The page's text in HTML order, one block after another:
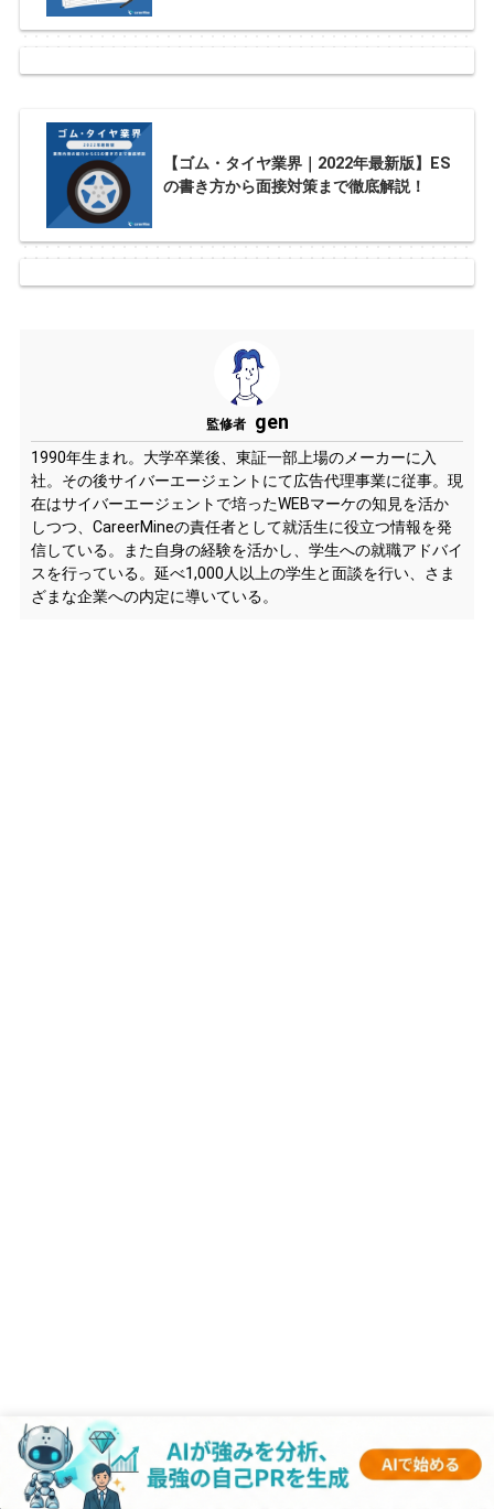
【ゴム・タイヤ業界｜2022年最新版】ES
の書き方から面接対策まで徹底解説！
監修者 gen
1990年生まれ。大学卒業後、東証一部上場のメーカーに入
社。その後サイバーエージェントにて広告代理事業に従事。現
在はサイバーエージェントで培ったWEBマーケの知見を活か
しつつ、CareerMineの責任者として就活生に役立つ情報を発
信している。また自身の経験を活かし、学生への就職アドバイ
スを行っている。延べ1,000人以上の学生と面談を行い、さま
ざまな企業への内定に導いている。
RANKING - 企業記事 -